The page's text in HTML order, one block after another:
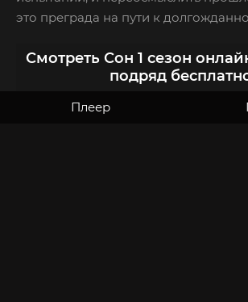
это преграда на пути к
Смотреть Сон 1 сезон
подряд
Плеер